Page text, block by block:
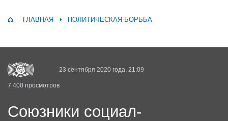
ГЛАВНАЯ ПОЛИТИЧЕСКАЯ БОРЬБА
23 сентября 2020 года, 21:09
7 400 просмотров
Союзники социал-